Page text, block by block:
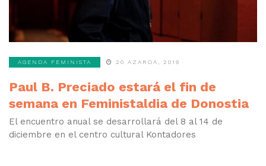
AGENDA FEMINISTA 20 AZAROA, 2019
Paul B. Preciado estará el fin de
semana en Feministaldia de Donostia
El encuentro anual se desarrollará del 8 al 14 de
diciembre en el centro cultural Kontadores